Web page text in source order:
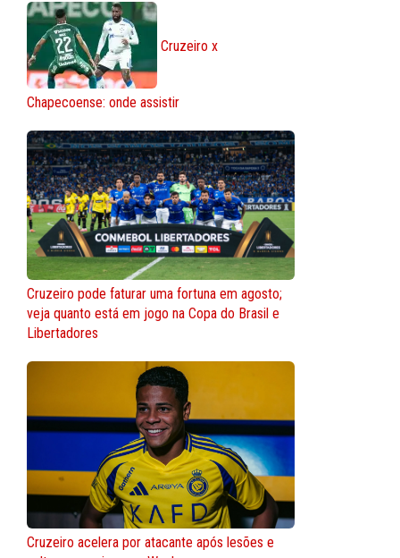
Cruzeiro x
Chapecoense: onde assistir
Cruzeiro pode faturar uma fortuna em agosto;
veja quanto está em jogo na Copa do Brasil e
Libertadores
Cruzeiro acelera por atacante após lesões e